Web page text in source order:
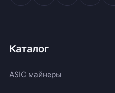
Каталог
ASIC майнеры